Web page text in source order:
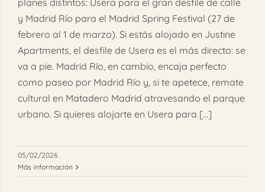
planes distintos: Usera para el gran desfile de calle
y Madrid Río para el Madrid Spring Festival (27 de
febrero al 1 de marzo). Si estás alojado en Justine
Apartments, el desfile de Usera es el más directo: se
va a pie. Madrid Río, en cambio, encaja perfecto
como paseo por Madrid Río y, si te apetece, remate
cultural en Matadero Madrid atravesando el parque
urbano. Si quieres alojarte en Usera para [...]
05/02/2026
Más información